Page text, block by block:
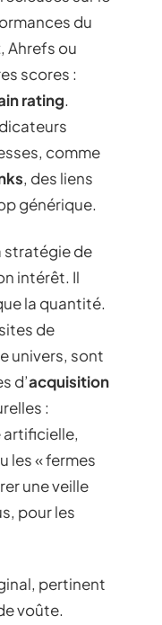
du
Ahrefs ou
scores :
rating.
comme
, des liens
générique.
stratégie de
intérêt. Il
la quantité.
de
univers, sont
d’acquisition
:
artificielle,
les « fermes
une veille
pour les
pertinent
voûte.